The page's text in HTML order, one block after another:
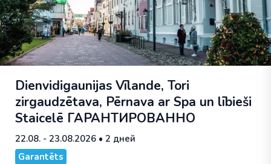
Dienvidigaunijas Vīlande, Tori
zirgaudzētava, Pērnava ar Spa un lībieši
Staicelē ГАРАНТИРОВАННО
22.08. - 23.08.2026 • 2 дней
Garantēts